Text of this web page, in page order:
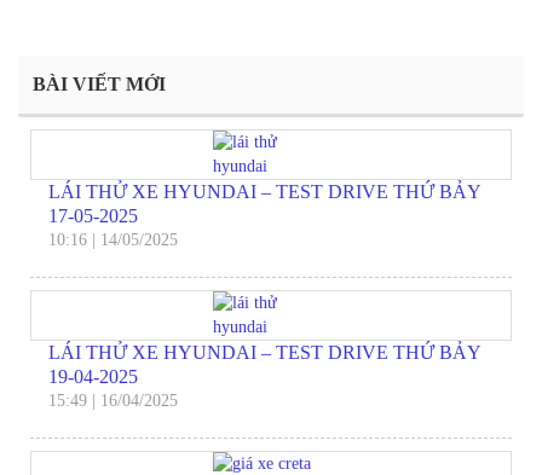
BÀI VIẾT MỚI
LÁI THỬ XE HYUNDAI – TEST DRIVE THỨ BẢY
17-05-2025
10:16 14/05/2025
LÁI THỬ XE HYUNDAI – TEST DRIVE THỨ BẢY
19-04-2025
15:49 16/04/2025